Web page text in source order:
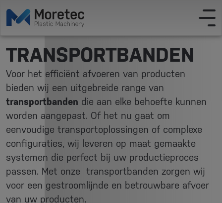
TRANSPORTBANDEN
Voor het efficiënt afvoeren van producten
bieden wij een uitgebreide range van
transportbanden die aan elke behoefte kunnen
worden aangepast. Of het nu gaat om
eenvoudige transportoplossingen of complexe
configuraties, wij leveren op maat gemaakte
systemen die perfect bij uw productieproces
passen. Met onze transportbanden zorgen wij
voor een gestroomlijnde en betrouwbare afvoer
van uw producten.